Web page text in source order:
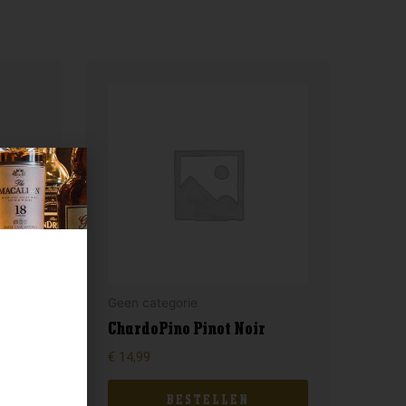
ChardoPino Pinot Noir
€ 14,99
BESTELLEN